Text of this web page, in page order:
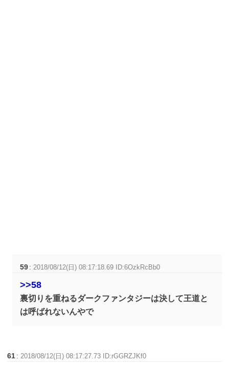
59 :2018/08/12(日) 08:17:18.69 ID:6OzkRcBb0
>>58
裏切りを重ねるダークファンタジーは決して王道と
は呼ばれないんやで
61 :2018/08/12(日) 08:17:27.73 ID:rGGRZJKf0